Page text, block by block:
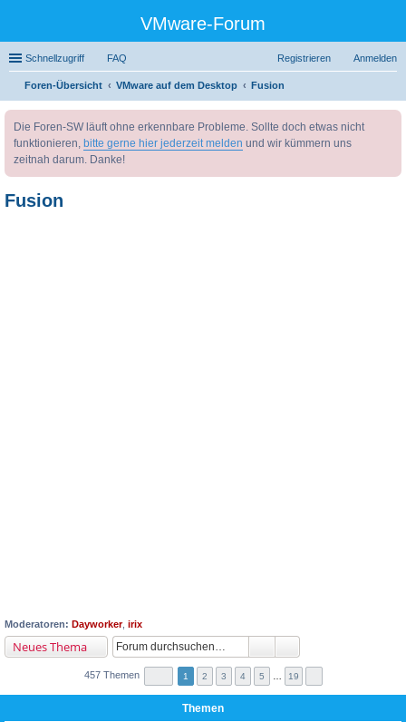
VMware-Forum
Schnellzugriff FAQ Anmelden
Registrieren
Foren-Übersicht VMware auf dem Desktop
Fusion
Die Foren-SW läuft ohne erkennbare Probleme. Sollte doch etwas nicht
funktionieren, bitte gerne hier jederzeit melden und wir kümmern uns
zeitnah darum. Danke!
Fusion
Moderatoren: Dayworker, irix
Neues Thema
457 Themen 1 2 3 4 5 19
Themen